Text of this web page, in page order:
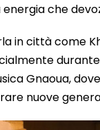
che
in città come
Gnaoua,
nuove